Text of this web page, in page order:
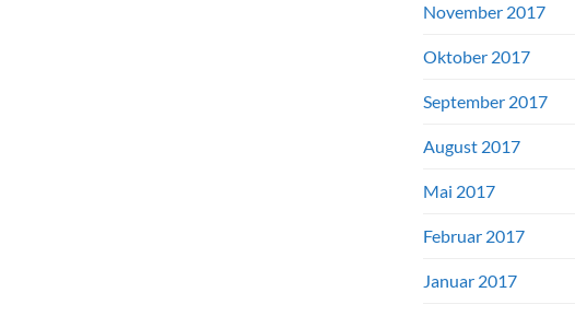
November 2017
Oktober 2017
September 2017
August 2017
Mai 2017
Februar 2017
Januar 2017